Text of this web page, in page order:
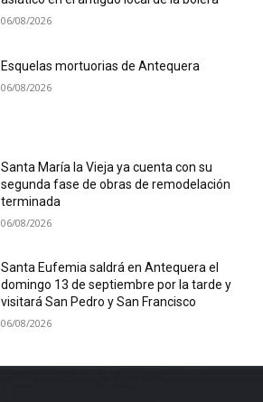
06/08/2026
Esquelas mortuorias de Antequera
06/08/2026
Santa María la Vieja ya cuenta con su
segunda fase de obras de remodelación
terminada
06/08/2026
Santa Eufemia saldrá en Antequera el
domingo 13 de septiembre por la tarde y
visitará San Pedro y San Francisco
06/08/2026